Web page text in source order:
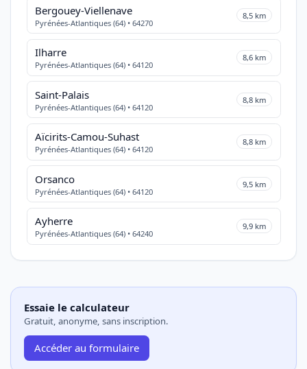
Bergouey-Viellenave
Pyrénées-Atlantiques (64) • 64270
8,5 km
Ilharre
Pyrénées-Atlantiques (64) • 64120
8,6 km
Saint-Palais
Pyrénées-Atlantiques (64) • 64120
8,8 km
Aïcirits-Camou-Suhast
Pyrénées-Atlantiques (64) • 64120
8,8 km
Orsanco
Pyrénées-Atlantiques (64) • 64120
9,5 km
Ayherre
Pyrénées-Atlantiques (64) • 64240
9,9 km
Essaie le calculateur
Gratuit, anonyme, sans inscription.
Accéder au formulaire